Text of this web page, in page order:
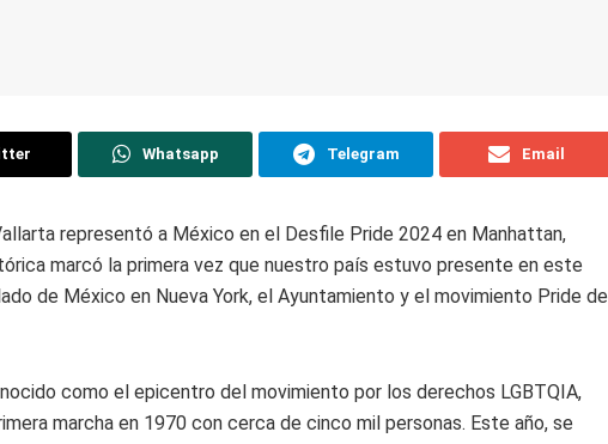
Whatsapp Telegram Email
representó a México en el Desfile Pride 2024 en Manhattan,
marcó la primera vez que nuestro país estuvo presente en este
de México en Nueva York, el Ayuntamiento y el movimiento Pride de
como el epicentro del movimiento por los derechos LGBTQIA,
marcha en 1970 con cerca de cinco mil personas. Este año, se